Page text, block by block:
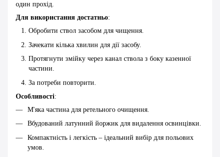
один прохід.
Для використання достатньо:
Обробити ствол засобом для чищення.
Зачекати кілька хвилин для дії засобу.
Протягнути змійку через канал ствола з боку казенної
частини.
За потреби повторити.
Особливості:
М'яка частина для ретельного очищення.
Вбудований латунний йоржик для видалення освинцівки.
Компактність і легкість – ідеальний вибір для польових
умов.